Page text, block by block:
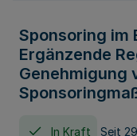
Sponsoring im
Ergänzende
Genehmigung
In Kraft Seit